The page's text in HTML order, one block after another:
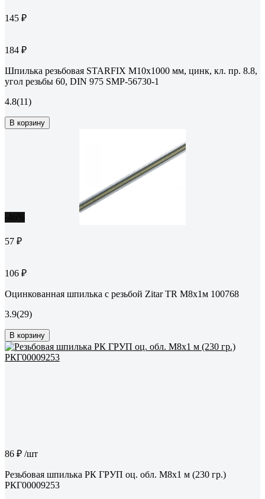
145 ₽
184 ₽
Шпилька резьбовая STARFIX М10x1000 мм, цинк, кл. пр. 8.8,
угол резьбы 60, DIN 975 SMP-56730-1
4.8(11)
В корзину
57 ₽
106 ₽
Оцинкованная шпилька с резьбой Zitar TR М8х1м 100768
3.9(29)
В корзину
86 ₽ /шт
Резьбовая шпилька РК ГРУП оц. обл. М8x1 м (230 гр.)
РКГ00009253